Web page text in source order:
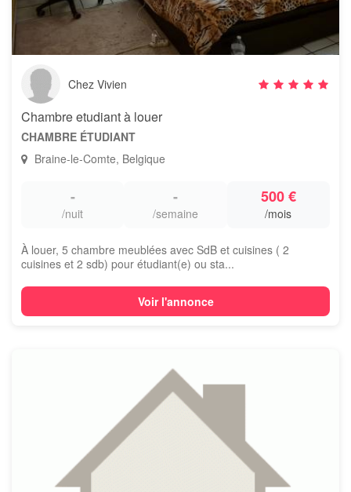
Chez Vivien
Chambre etudiant à louer
CHAMBRE ÉTUDIANT
Braine-le-Comte, Belgique
-
/nuit
-
/semaine
500 €
/mois
À louer, 5 chambre meublées avec SdB et cuisines ( 2
cuisines et 2 sdb) pour étudiant(e) ou sta...
Voir l'annonce